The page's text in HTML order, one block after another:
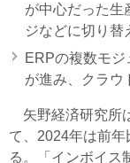
が中心だった生
ジなどに切り替
ERPの複数モ
が進み、クラウ
矢野経済研究所
て、2024年は前
る。「インボイス